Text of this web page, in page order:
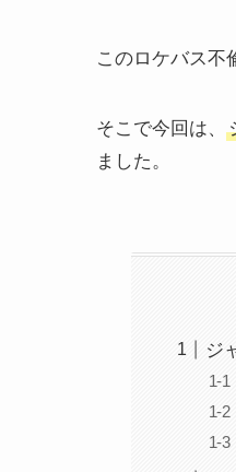
このロケバス不
そこで今回は、
ました。
ジ